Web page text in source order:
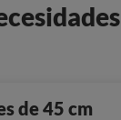
de 45 cm